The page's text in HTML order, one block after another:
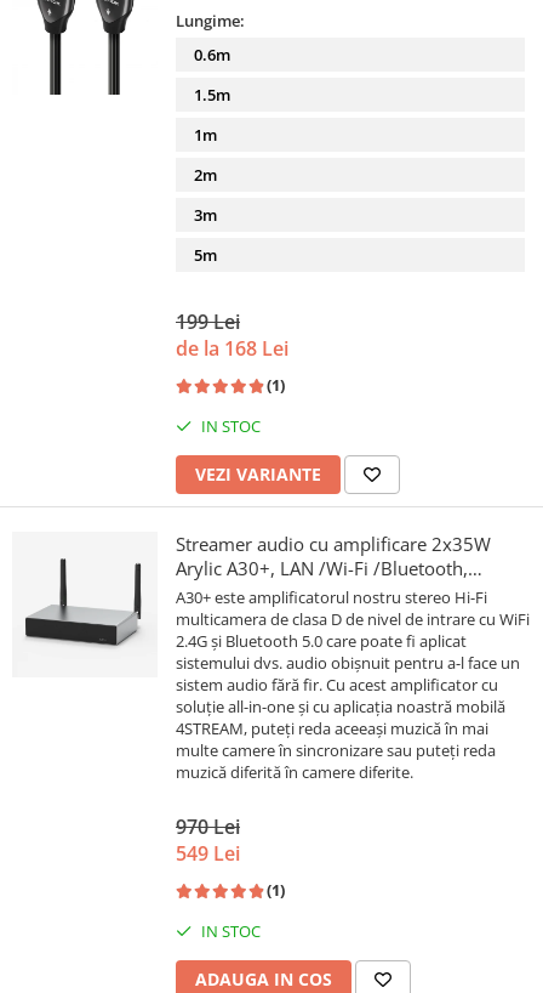
Lungime:
0.6m
1.5m
1m
2m
3m
5m
199 Lei
de la 168 Lei
(1)
IN STOC
VEZI VARIANTE
Streamer audio cu amplificare 2x35W
Arylic A30+, LAN /Wi-Fi /Bluetooth,
24bit/192kHz, Multiroom
A30+ este amplificatorul nostru stereo Hi-Fi
multicamera de clasa D de nivel de intrare cu WiFi
2.4G și Bluetooth 5.0 care poate fi aplicat
sistemului dvs. audio obișnuit pentru a-l face un
sistem audio fără fir. Cu acest amplificator cu
soluție all-in-one și cu aplicația noastră mobilă
4STREAM, puteți reda aceeași muzică în mai
multe camere în sincronizare sau puteți reda
muzică diferită în camere diferite.
970 Lei
549 Lei
(1)
IN STOC
ADAUGA IN COS